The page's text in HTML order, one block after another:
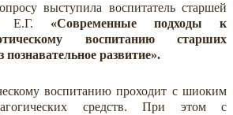
выступила воспитатель старшей
Е.Г. «Современные подходы к
воспитанию старших
развитие».
воспитанию проходит с шиоким
средств. При этом с